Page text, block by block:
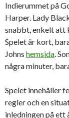
Indierummet på
Harper. Lady
snabbt, enkelt att
Spelet är kort,
Johns hemsida.
några minuter,
Spelet innehåller
regler och en
inledningen på ett